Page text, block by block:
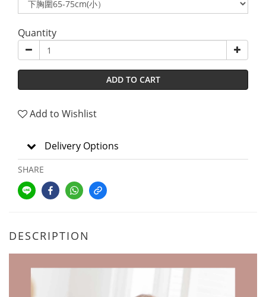
Quantity
ADD TO CART
Add to Wishlist
Delivery Options
SHARE
DESCRIPTION